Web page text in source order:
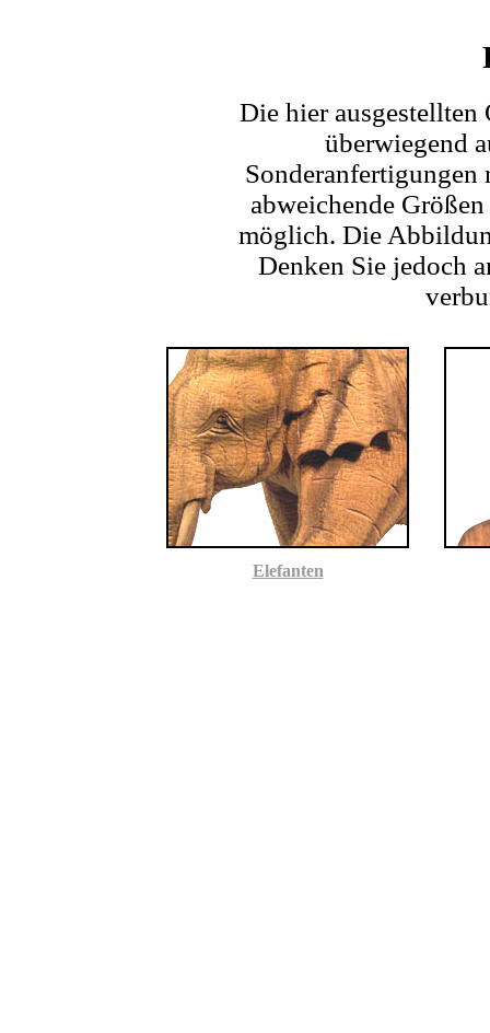
Die hier
überwiegend
Sonderanfertigungen
abweichende
möglich. Die
Denken Sie jedoch
Elefanten